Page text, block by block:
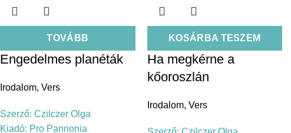
TOVÁBB
Engedelmes planéták
Irodalom, Vers
Szerző: Czilczer Olga
Kiadó: Pro Pannonia
KOSÁRBA TESZEM
Ha megkérne a
kőoroszlán
Irodalom, Vers